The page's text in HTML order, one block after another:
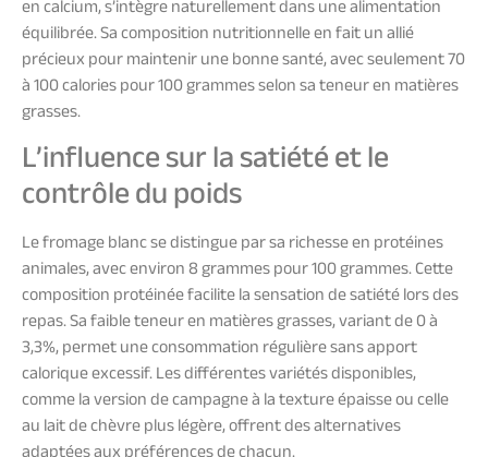
équilibrée. Sa composition nutritionnelle en fait un allié
précieux pour maintenir une bonne santé, avec seulement 70
à 100 calories pour 100 grammes selon sa teneur en matières
grasses.
L’influence sur la satiété et le
contrôle du poids
Le fromage blanc se distingue par sa richesse en protéines
animales, avec environ 8 grammes pour 100 grammes. Cette
composition protéinée facilite la sensation de satiété lors des
repas. Sa faible teneur en matières grasses, variant de 0 à
3,3%, permet une consommation régulière sans apport
calorique excessif. Les différentes variétés disponibles,
comme la version de campagne à la texture épaisse ou celle
au lait de chèvre plus légère, offrent des alternatives